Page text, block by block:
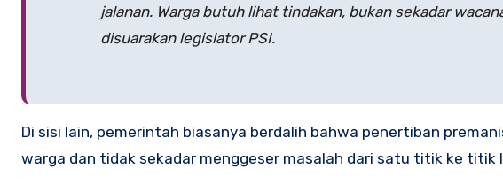
jalanan. Warga butuh lihat tindakan, bukan sekadar
disuarakan legislator PSI.
Di sisi lain, pemerintah biasanya berdalih bahwa penertiban
warga dan tidak sekadar menggeser masalah dari satu titik ke titik